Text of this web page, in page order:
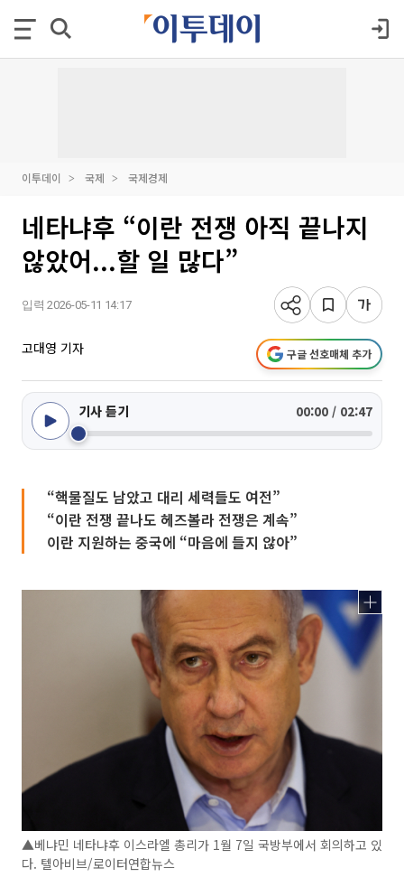
이투데이 국제 국제경제
네타냐후 “이란 전쟁 아직 끝나지
않았어...할 일 많다”
입력 2026-05-11 14:17
고대영 기자 구글 선호매체 추가
기사 듣기 00:00 / 02:47
“핵물질도 남았고 대리 세력들도 여전”
“이란 전쟁 끝나도 헤즈볼라 전쟁은 계속”
이란 지원하는 중국에 “마음에 들지 않아”
▲베냐민 네타냐후 이스라엘 총리가 1월 7일 국방부에서 회의하고 있
다. 텔아비브/로이터연합뉴스